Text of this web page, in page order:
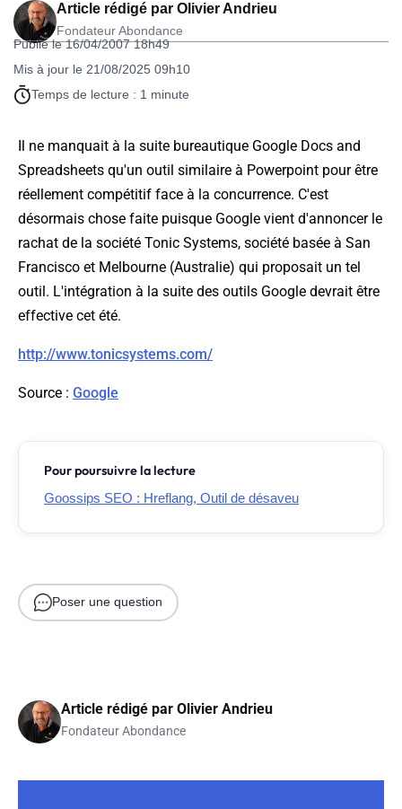
Article rédigé par Olivier Andrieu
Fondateur Abondance
Publié le 16/04/2007 18h49
Mis à jour le 21/08/2025 09h10
Temps de lecture : 1 minute
Il ne manquait à la suite bureautique Google Docs and
Spreadsheets qu'un outil similaire à Powerpoint pour être
réellement compétitif face à la concurrence. C'est
désormais chose faite puisque Google vient d'annoncer le
rachat de la société Tonic Systems, société basée à San
Francisco et Melbourne (Australie) qui proposait un tel
outil. L'intégration à la suite des outils Google devrait être
effective cet été.
http://www.tonicsystems.com/
Source : Google
Pour poursuivre la lecture
Goossips SEO : Hreflang, Outil de désaveu
Poser une question
Article rédigé par Olivier Andrieu
Fondateur Abondance